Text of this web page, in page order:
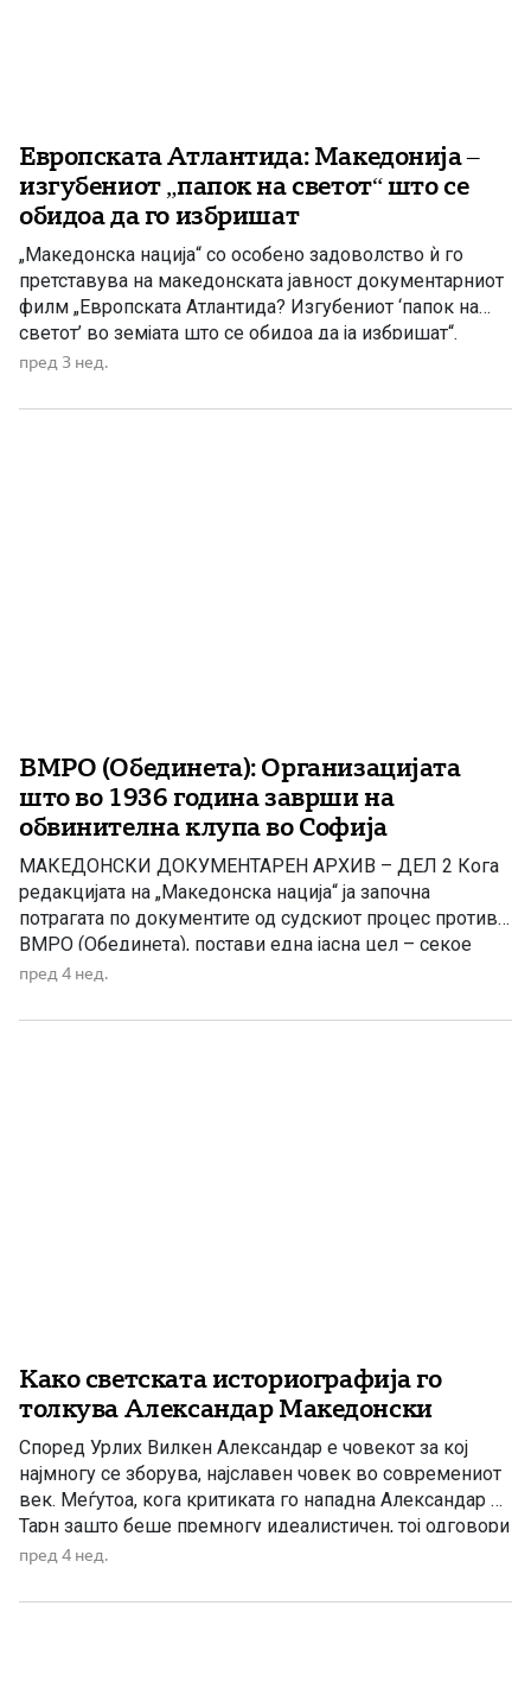
Европската Атлантида: Македонија –
изгубениот „папок на светот“ што се
обидоа да го избришат
„Македонска нација“ со особено задоволство ѝ го
претставува на македонската јавност документарниот
филм „Европската Атлантида? Изгубениот ‘папок на
светот’ во земјата што се обидоа да ја избришат“.
Станува збор за прекрасен и исклучително вреден
историски сведоштва и археолошки локалитети ја
пред 3 нед.
ВМРО (Обединета): Организацијата
што во 1936 година заврши на
обвинителна клупа во Софија
МАКЕДОНСКИ ДОКУМЕНТАРЕН АРХИВ – ДЕЛ 2 Кога
редакцијата на „Македонска нација“ ја започна
потрагата по документите од судскиот процес против
ВМРО (Обединета), постави една јасна цел – секое
продолжение да се темели врз оригинални историски
го даде првиот значаен резултат. Станува збор за
пред 4 нед.
Како светската историографија го
толкува Александар Македонски
Според Урлих Вилкен Александар е човекот за кој
најмногу се зборува, најславен човек во современиот
век. Меѓутоа, кога критиката го нападна Александар на
Тарн зашто беше премногу идеалистичен, тој одговори
во еден научен труд дека Александар бездруго бил
човештвото. Неговата унија ја опиша (употребувајќи го
пред 4 нед.